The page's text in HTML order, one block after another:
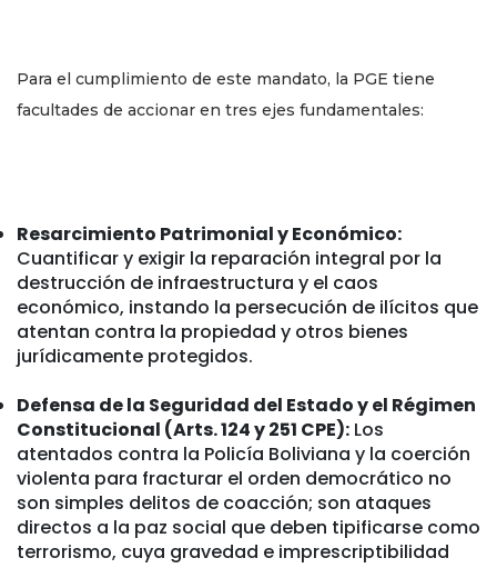
Para el cumplimiento de este mandato, la PGE tiene
facultades de accionar en tres ejes fundamentales:
Resarcimiento Patrimonial y Económico:
Cuantificar y exigir la reparación integral por la
destrucción de infraestructura y el caos
económico, instando la persecución de ilícitos que
atentan contra la propiedad y otros bienes
jurídicamente protegidos.
Defensa de la Seguridad del Estado y el Régimen
Constitucional (Arts. 124 y 251 CPE): Los
atentados contra la Policía Boliviana y la coerción
violenta para fracturar el orden democrático no
son simples delitos de coacción; son ataques
directos a la paz social que deben tipificarse como
terrorismo, cuya gravedad e imprescriptibilidad